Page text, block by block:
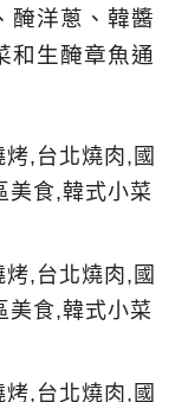
醃洋蔥、韓醬
和生醃章魚通